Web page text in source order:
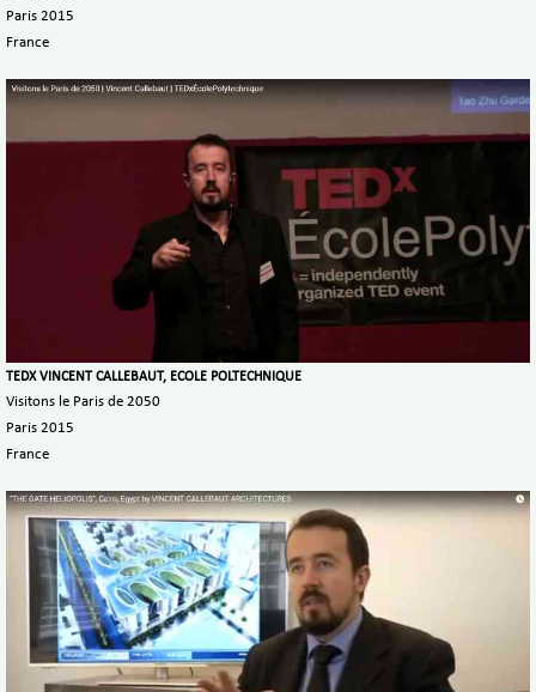
Paris 2015
France
TEDX VINCENT CALLEBAUT, ECOLE POLTECHNIQUE
Visitons le Paris de 2050
Paris 2015
France